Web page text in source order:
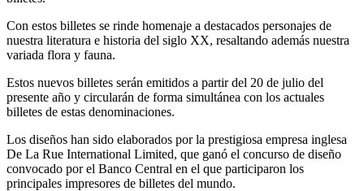
Con estos billetes se rinde homenaje a destacados personajes de
nuestra literatura e historia del siglo XX, resaltando además nuestra
variada flora y fauna.
Estos nuevos billetes serán emitidos a partir del 20 de julio del
presente año y circularán de forma simultánea con los actuales
billetes de estas denominaciones.
Los diseños han sido elaborados por la prestigiosa empresa inglesa
De La Rue International Limited, que ganó el concurso de diseño
convocado por el Banco Central en el que participaron los
principales impresores de billetes del mundo.